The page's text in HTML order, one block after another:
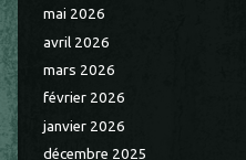
mai 2026
avril 2026
mars 2026
février 2026
janvier 2026
décembre 2025